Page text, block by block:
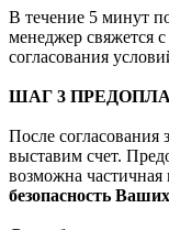
В течение 5 минут
менеджер свяжется
согласования
ШАГ 3
После согласования
выставим счет.
возможна частичная
безопасность